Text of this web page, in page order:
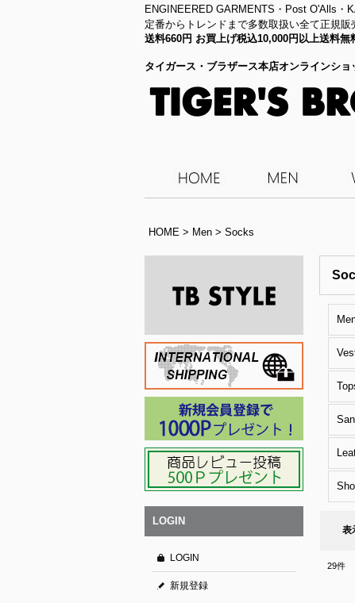
ENGINEERED GARMENTS・ Post O'Alls・
定番からトレンドまで多数取扱い全て正規
送料660円 お買上げ税込10,000円以上送料無
タイガース・ブラザース本店オンラインショ
HOME > Men > Socks
LOGIN
LOGIN
新規登録
表
29件